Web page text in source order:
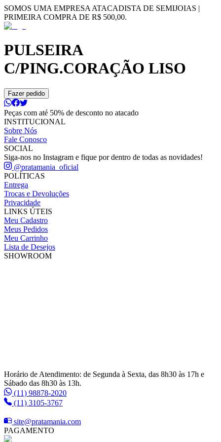
SOMOS UMA EMPRESA ATACADISTA DE SEMIJOIAS |
PRIMEIRA COMPRA DE R$ 500,00.
PULSEIRA
C/PING.CORAÇÃO LISO
Fazer pedido
Peças com até 50% de desconto no atacado
INSTITUCIONAL
Sobre Nós
Fale Conosco
SOCIAL
Siga-nos no Instagram e fique por dentro de todas as novidades!
@pratamania_oficial
POLÍTICAS
Entrega
Trocas e Devoluções
Privacidade
LINKS ÚTEIS
Meu Cadastro
Meus Pedidos
Meu Carrinho
Lista de Desejos
SHOWROOM
Horário de Atendimento: de Segunda à Sexta, das 8h30 às 17h e
Sábado das 8h30 às 13h.
(11) 98878-2020
(11) 3105-3767
site@pratamania.com
PAGAMENTO